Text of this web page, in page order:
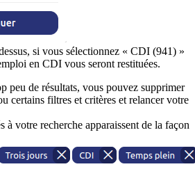
si vous sélectionnez « CDI (941) »
en CDI vous seront restituées.
peu de résultats, vous pouvez supprimer
certains filtres et critères et relancer votre
à votre recherche apparaissent de la façon